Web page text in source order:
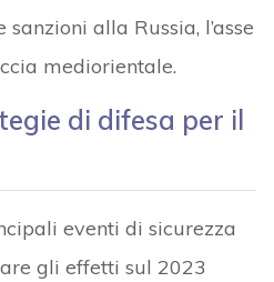
alla Russia, l’asse
mediorientale.
di difesa per il
eventi di sicurezza
gli effetti sul 2023